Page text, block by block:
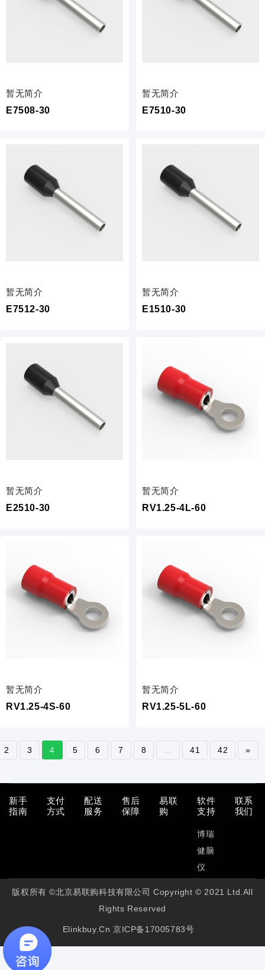
暂无简介
E7508-30
暂无简介
E7510-30
暂无简介
E7512-30
暂无简介
E1510-30
暂无简介
E2510-30
暂无简介
RV1.25-4L-60
暂无简介
RV1.25-4S-60
暂无简介
RV1.25-5L-60
2 3 4 5 6 7 8 ... 41 42 »
新手
指南
支付
方式
配送
服务
售后
保障
易联
购
软件
支持
博瑞
健脑
仪
联系
我们
版权所有 ©北京易联购科技有限公司 Copyright © 2021 Ltd.All
Rights Reserved
Elinkbuy.cn 京ICP备17005783号